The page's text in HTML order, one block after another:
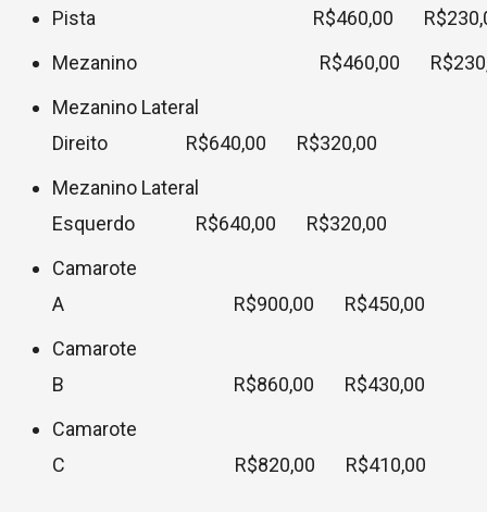
Pista R$460,00
Mezanino R$460,00
Mezanino Lateral
Direito R$640,00 R$320,00
Mezanino Lateral
Esquerdo R$640,00 R$320,00
Camarote
A R$900,00 R$450,00
Camarote
B R$860,00 R$430,00
Camarote
C R$820,00 R$410,00